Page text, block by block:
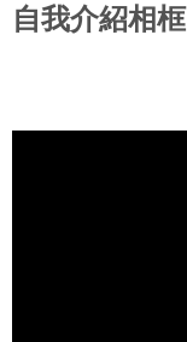
自我介紹相框